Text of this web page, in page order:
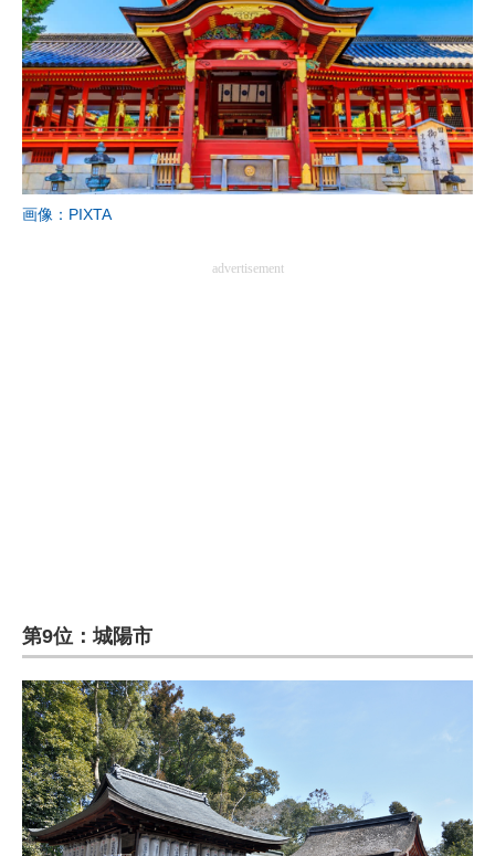
好きが集まる 比べて選べる
ビジネスと働き方のヒント
AI活用のいまが分かる
企業ITのトレンドを詳説
エネルギーの専門メディア
ちょっと気になるネットの話題
画像：PIXTA
advertisement
第9位：城陽市